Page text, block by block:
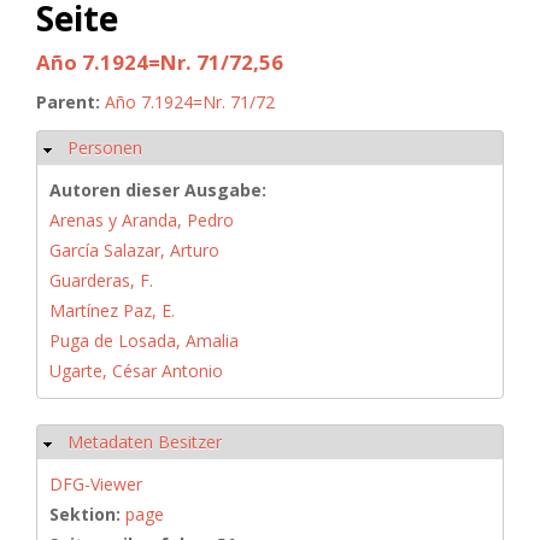
Seite
Año 7.1924=Nr. 71/72,56
Parent: Año 7.1924=Nr. 71/72
Ausblenden
Personen
Autoren dieser Ausgabe:
Arenas y Aranda, Pedro
García Salazar, Arturo
Guarderas, F.
Martínez Paz, E.
Puga de Losada, Amalia
Ugarte, César Antonio
Ausblenden
Metadaten Besitzer
DFG-Viewer
Sektion: page